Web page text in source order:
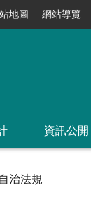
地圖 網站導覽
資訊公開
治法規